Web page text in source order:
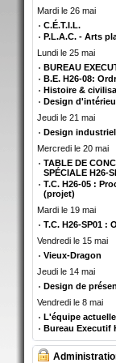
Mardi le 26 mai
C.É.T.I.L.
P.L.A.C. - Arts
Lundi le 25 mai
BUREAU
B.E. H26-08:
Histoire &
Design
Jeudi le 21 mai
Design industriel
Mercredi le 20 mai
TABLE DE
SPÉCIALE H26-
T.C. H26-05 :
(projet)
Mardi le 19 mai
T.C. H26-SP01 :
Vendredi le 15 mai
Vieux-Dragon
Jeudi le 14 mai
Design de
Vendredi le 8 mai
L'équipe actuelle
Bureau Executif